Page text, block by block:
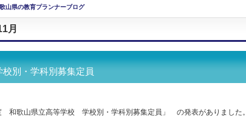
山県の教育プランナーブログ
月
別・学科別募集定員
和歌山県立高等学校 学校別・学科別募集定員」 の発表がありました。